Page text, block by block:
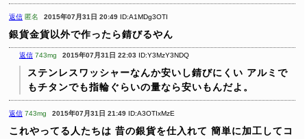
返信 匿名 2015年07月31日 20:49 ID:A1MDg3OTI
銀貨金貨以外で作ったら錆びるやん
返信 743mg 2015年07月31日 22:03 ID:Y3MzY3NDQ
ステンレスワッシャーなんか安いし錆びにくい アルミで
もチタンでも指輪ぐらいの量なら安いもんだよ。
返信 743mg 2015年07月31日 21:49 ID:A3OTIxMzE
これやってる人たちは 昔の銀貨を仕入れて 簡単に加工してコ